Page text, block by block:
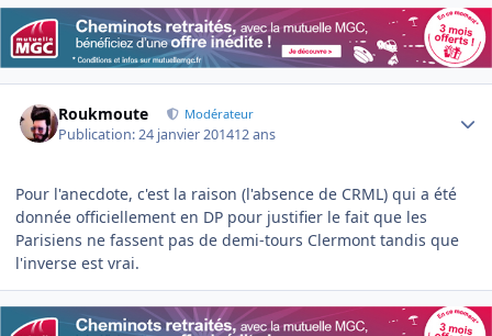
Roukmoute Modérateur
Publication:24 janvier 201412 ans
Pour l'anecdote, c'est la raison (l'absence de CRML) qui a été
donnée officiellement en DP pour justifier le fait que les
Parisiens ne fassent pas de demi-tours Clermont tandis que
l'inverse est vrai.